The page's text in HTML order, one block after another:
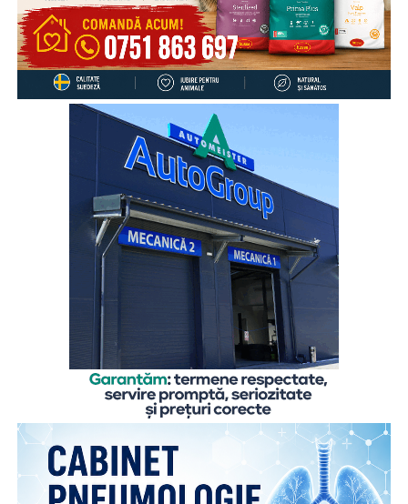
acest lucru zilnic, 27% de câteva ori pe săptămână, 12% o
dată pe săptămână, 17% mai rar, iar 4% preferă să discute
despre aceste aspecte cu altcineva.
„Cu toate că înțeleg rațional motivele care i-au determinat
pe părinți să plece în străinătate, pentru a le putea asigura
un trai decent, copiii rămași cel mai adesea în grija rudelor
din țară resimt absența părinților zi de zi, mai ales atunci
când au probleme, simt nevoia să fie sfătuiți sau să fie
sprijiniți emoțional. De aceea comunicarea cu părinții este
esențială, chiar și de la distanță, pentru că ea îi dă
copilului sentimentul de siguranță de care are atâta
explică
Gabriela Alexandrescu, Președinte
Executiv Salvați Copiii România.
În acest context, Organizația Salvați Copiii România
lansează activitățile din cadrul ediției 2026 a proiectului
„Sună-i zilnic! Conexiune dincolo de granițe”, finanțat de
Departamentul pentru Românii de Pretutindeni și adresat
părinților români care muncesc în străinătate. Proiectul
face parte din campania națională multianuală cu același
nume, care reunește, sub același concept, o serie de
inițiative menite să sprijine copiii rămași în țară și familiile